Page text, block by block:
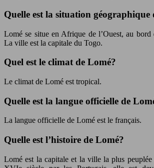
Quelle est la situation géographique
Lomé se situe en Afrique de l’Ouest, au
La ville est la capitale du Togo.
Quel est le climat de Lomé?
Le climat de Lomé est tropical.
Quelle est la langue officielle de
La langue officielle de Lomé est le français.
Quelle est l’histoire de Lomé?
Lomé est la capitale et la ville la plus